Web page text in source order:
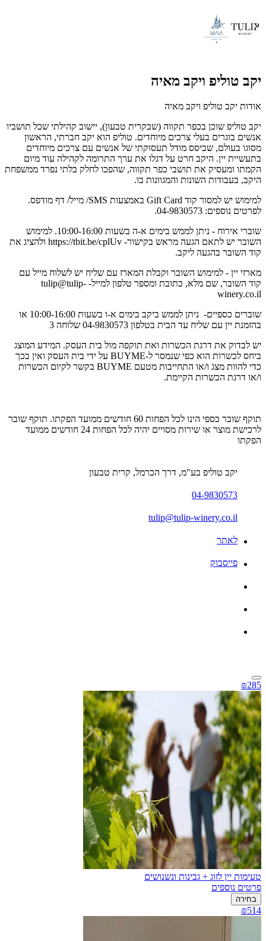
יקב טוליפ ויקב מאיה
אודות יקב טוליפ ויקב מאיה
יקב טוליפ שוכן בכפר תקווה (שבקרית טבעון), יישוב קהילתי שכל תושביו
אנשים בוגרים בעלי צרכים מיוחדים. טוליפ הוא יקב חברתי, הראשון
מסוגו בעולם, שביסס מודל תעסוקתי של אנשים עם צרכים מיוחדים
בתעשיית יין. היקב חרט על דגלו את ערך התרומה לקהילה עוד מיום
הקמתו ומעסיק את תושבי כפר תקווה, שהפכו לחלק בלתי נפרד ממשפחת
היקב, בעבודות השונות והמגוונות בו.
למימוש יש למסור קוד Gift Card באמצעות SMS/ מייל/ דף מודפס.
לפרטים נוספים: 04-9830573.
שוברי אירוח - ניתן לממש בימים א-ה בשעות 10:00-16:00. למימוש
השובר יש לתאם הגעה מראש בקישור- https://tbit.be/cplUv ולהציג את
קוד השובר בהגעה ליקב.
מארזי יין - למימוש השובר וקבלת המארז עם שליח יש לשלוח מייל עם
קוד השובר, שם מלא, כתובת ומספר טלפון למייל- tulip@tulip-
winery.co.il
שוברים כספיים- ניתן לממש ביקב בימים א-ו בשעות 10:00-16:00 או
בהזמנת יין עם שליח עד הבית בטלפון 04-9830573 שלוחה 3
יש לבדוק את דרגת הכשרות ואת תוקפה מול בית העסק. המידע המוצג
ביחס לכשרות הוא כפי שנמסר ל-BUYME על ידי בית העסק ואין בכך
כדי להוות מצג ו/או התחייבות מטעם BUYME בקשר לקיום הכשרות
ו/או דרגת הכשרות הקיימת.
תוקף שובר כספי הינו לכל הפחות 60 חודשים ממועד הפקתו. תוקף שובר
לרכישת מוצר או שירות מסויים יהיה לכל הפחות 24 חודשים ממועד
הפקתו
יקב טוליפ בע"מ, דרך הכרמל, קרית טבעון
04-9830573
tulip@tulip-winery.co.il
לאתר
פייסבוק
₪285
טעימות יין לזוג + גבינות ונשנושים
פרטים נוספים
בחירה
₪514